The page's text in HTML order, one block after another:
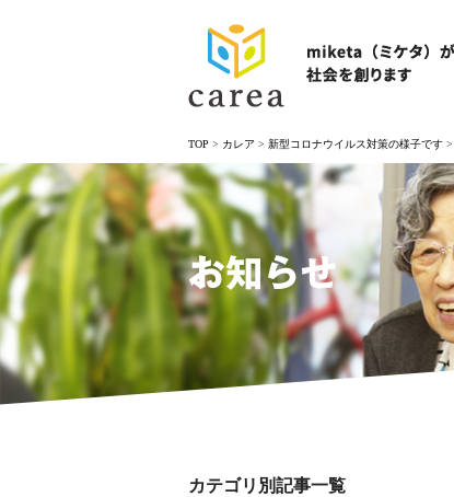
TOP > カレア > 新型コロナウイルス対策の様子です >
お知らせ
カテゴリ別記事一覧